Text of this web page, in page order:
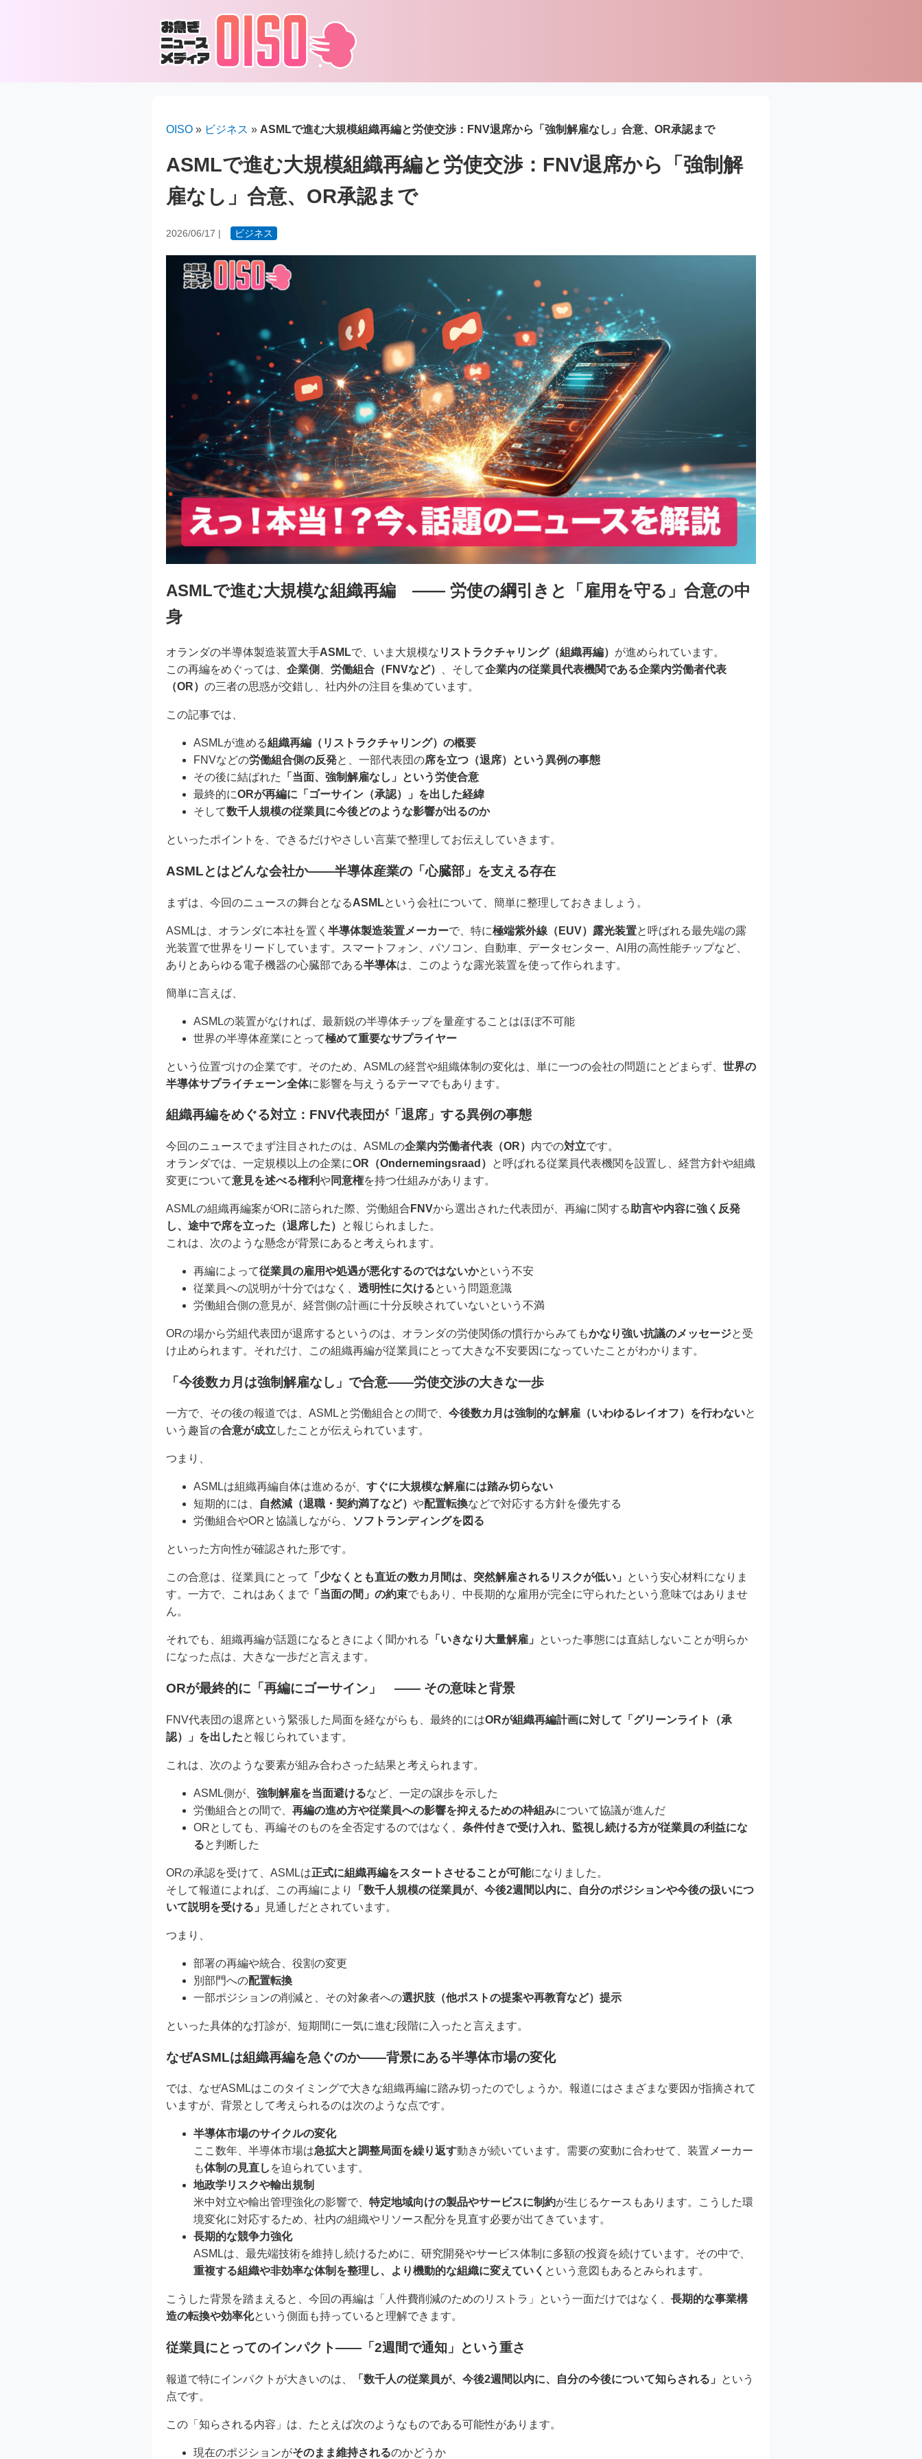
OISO » ビジネス » ASMLで進む大規模組織再編と労使交渉：FNV退席から「強制解雇なし」合意、OR承認まで
ASMLで進む大規模組織再編と労使交渉：FNV退席から「強制解
雇なし」合意、OR承認まで
2026/06/17 | ビジネス
ASMLで進む大規模な組織再編 ―― 労使の綱引きと「雇用を守る」合意の中
身
オランダの半導体製造装置大手ASMLで、いま大規模な リストラクチャリング（組織再編） が進められています。
この再編をめぐっては、 企業側 労働組合（FNVなど） 、そして企業内の従業員代表機関である企業内労働者代表
（OR） の三者の思惑が交錯し、社内外の注目を集めています。
この記事では、
ASMLが進める組織再編（リストラクチャリング）の概要
FNVなどの労働組合側の反発と、一部代表団の席を立つ（退席）という異例の事態
その後に結ばれた
「当面、強制解雇なし」という労使合意
最終的にORが再編に「ゴーサイン（承認）」を出した経緯
そして数千人規模の従業員に今後どのような影響が出るのか
といったポイントを、できるだけやさしい言葉で整理してお伝えしていきます。
ASMLとはどんな会社か――半導体産業の「心臓部」を支える存在
まずは、今回のニュースの舞台となるASMLという会社について、簡単に整理しておきましょう。
ASMLは、オランダに本社を置く 半導体製造装置メーカーで、特に極端紫外線（EUV）露光装置と呼ばれる最先端の露
光装置で世界をリードしています。スマートフォン、パソコン、自動車、データセンター、AI用の高性能チップなど、
ありとあらゆる電子機器の心臓部である半導体は、このような露光装置を使って作られます。
簡単に言えば、
ASMLの装置がなければ、最新鋭の半導体チップを量産することはほぼ不可能
世界の半導体産業にとって極めて重要なサプライヤー
という位置づけの企業です。そのため、ASMLの経営や組織体制の変化は、単に一つの会社の問題にとどまらず、 世界の
半導体サプライチェーン全体に影響を与えうるテーマでもあります。
組織再編をめぐる対立：FNV代表団が「退席」する異例の事態
今回のニュースでまず注目されたのは、ASMLの企業内労働者代表（OR） 内での対立です。
オランダでは、一定規模以上の企業にOR（Ondernemingsraad）
と呼ばれる従業員代表機関を設置し、経営方針や組織
変更について意見を述べる権利や同意権を持つ仕組みがあります。
ASMLの組織再編案がORに諮られた際、労働組合 FNVから選出された代表団が、再編に関する助言や内容に強く反発
し、途中で席を立った（退席した）
と報じられました。
これは、次のような懸念が背景にあると考えられます。
再編によって従業員の雇用や処遇が悪化するのではないかという不安
従業員への説明が十分ではなく、 透明性に欠けるという問題意識
労働組合側の意見が、経営側の計画に十分反映されていないという不満
ORの場から労組代表団が退席するというのは、オランダの労使関係の慣行からみてもかなり強い抗議のメッセージと受
け止められます。それだけ、この組織再編が従業員にとって大きな不安要因になっていたことがわかります。
「今後数カ月は強制解雇なし」で合意――労使交渉の大きな一歩
一方で、その後の報道では、ASMLと労働組合との間で、 今後数カ月は強制的な解雇（いわゆるレイオフ）を行わないと
いう趣旨の合意が成立 したことが伝えられています。
つまり、
ASMLは組織再編自体は進めるが、 すぐに大規模な解雇には踏み切らない
短期的には、
自然減（退職・契約満了など） や配置転換などで対応する方針を優先する
労働組合やORと協議しながら、
ソフトランディングを図る
といった方向性が確認された形です。
この合意は、従業員にとって 「少なくとも直近の数カ月間は、突然解雇されるリスクが低い」
という安心材料になりま
す。一方で、これはあくまで 「当面の間」の約束でもあり、中長期的な雇用が完全に守られたという意味ではありませ
ん。
それでも、組織再編が話題になるときによく聞かれる 「いきなり大量解雇」
といった事態には直結しないことが明らか
になった点は、大きな一歩だと言えます。
ORが最終的に「再編にゴーサイン」 ―― その意味と背景
FNV代表団の退席という緊張した局面を経ながらも、最終的にはORが組織再編計画に対して「グリーンライト（承
認）」を出したと報じられています。
これは、次のような要素が組み合わさった結果と考えられます。
ASML側が、 強制解雇を当面避けるなど、一定の譲歩を示した
労働組合との間で、 再編の進め方や従業員への影響を抑えるための枠組みについて協議が進んだ
ORとしても、再編そのものを全否定するのではなく、 条件付きで受け入れ、監視し続ける方が従業員の利益にな
ると判断した
ORの承認を受けて、ASMLは正式に組織再編をスタートさせることが可能になりました。
そして報道によれば、この再編により
「数千人規模の従業員が、今後2週間以内に、自分のポジションや今後の扱いにつ
いて説明を受ける」
見通しだとされています。
つまり、
部署の再編や統合、役割の変更
別部門への配置転換
一部ポジションの削減と、その対象者への選択肢（他ポストの提案や再教育など）提示
といった具体的な打診が、短期間に一気に進む段階に入ったと言えます。
なぜASMLは組織再編を急ぐのか――背景にある半導体市場の変化
では、なぜASMLはこのタイミングで大きな組織再編に踏み切ったのでしょうか。報道にはさまざまな要因が指摘されて
いますが、背景として考えられるのは次のような点です。
半導体市場のサイクルの変化
ここ数年、半導体市場は急拡大と調整局面を繰り返す動きが続いています。需要の変動に合わせて、装置メーカー
も体制の見直し を迫られています。
地政学リスクや輸出規制
米中対立や輸出管理強化の影響で、 特定地域向けの製品やサービスに制約が生じるケースもあります。こうした環
境変化に対応するため、社内の組織やリソース配分を見直す必要が出てきています。
長期的な競争力強化
ASMLは、最先端技術を維持し続けるために、研究開発やサービス体制に多額の投資を続けています。その中で、
重複する組織や非効率な体制を整理し、より機動的な組織に変えていく という意図もあるとみられます。
こうした背景を踏まえると、今回の再編は「人件費削減のためのリストラ」という一面だけではなく、 長期的な事業構
造の転換や効率化という側面も持っていると理解できます。
従業員にとってのインパクト――「2週間で通知」という重さ
報道で特にインパクトが大きいのは、 「数千人の従業員が、今後2週間以内に、自分の今後について知らされる」
という
点です。
この「知らされる内容」は、たとえば次のようなものである可能性があります。
現在のポジションがそのまま維持されるのかどうか